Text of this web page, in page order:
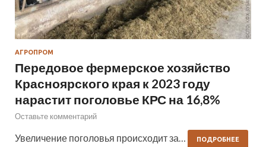
АГРОПРОМ
Передовое фермерское хозяйство
Красноярского края к 2023 году
нарастит поголовье КРС на 16,8%
Оставьте комментарий
Увеличение поголовья происходит за… ПОДРОБНЕЕ